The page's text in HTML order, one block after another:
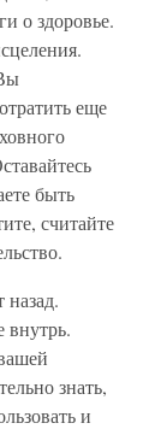
о здоровье.
еще
быть
считайте
внутрь.
знать,
и